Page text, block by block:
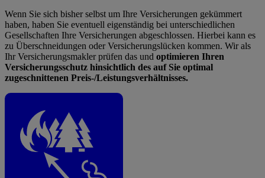
Wenn Sie sich bisher selbst um Ihre Versicherungen gekümmert
haben, haben Sie eventuell eigenständig bei unterschiedlichen
Gesellschaften Ihre Versicherungen abgeschlossen. Hierbei kann es
zu Überschneidungen oder Versicherungslücken kommen. Wir als
Ihr Versicherungsmakler prüfen das und optimieren Ihren
Versicherungsschutz hinsichtlich des auf Sie optimal
zugeschnittenen Preis-/Leistungsverhältnisses.